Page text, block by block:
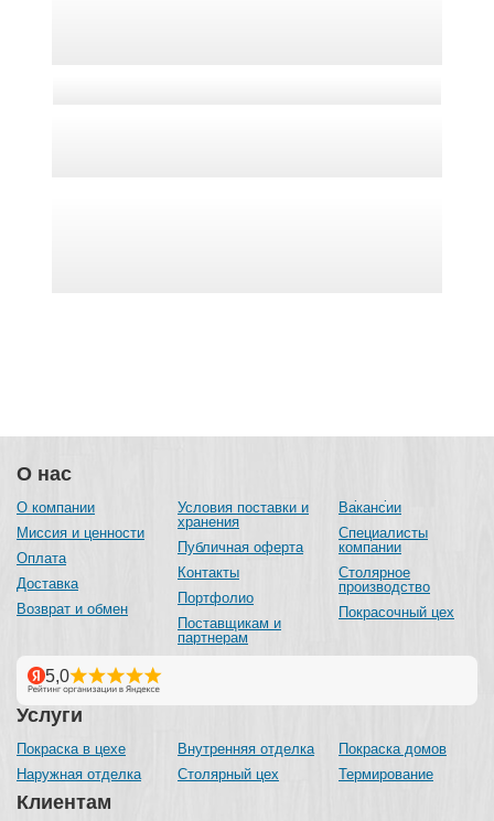
О нас
О компании
Миссия и ценности
Оплата
Доставка
Возврат и обмен
Условия поставки и
хранения
Публичная оферта
Контакты
Портфолио
Поставщикам и
партнерам
Вакансии
Специалисты
компании
Столярное
производство
Покрасочный цех
Услуги
Покраска в цехе
Наружная отделка
Внутренняя отделка
Столярный цех
Покраска домов
Термирование
Клиентам